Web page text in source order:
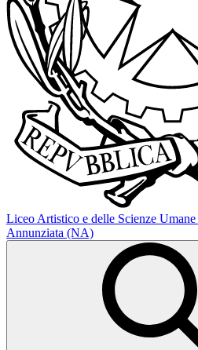
Liceo Artistico e delle Scienze Umane
Annunziata (NA)